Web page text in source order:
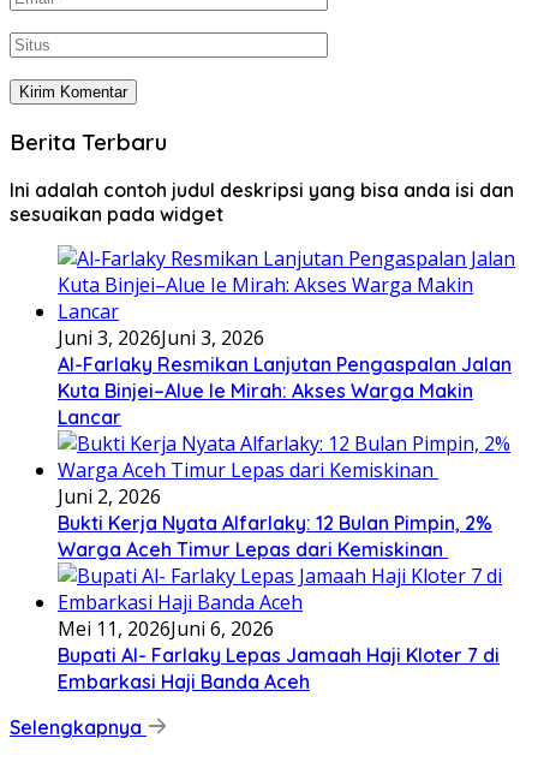
Berita Terbaru
Ini adalah contoh judul deskripsi yang bisa anda isi dan
sesuaikan pada widget
Juni 3, 2026Juni 3, 2026
Al-Farlaky Resmikan Lanjutan Pengaspalan Jalan
Kuta Binjei–Alue Ie Mirah: Akses Warga Makin
Lancar
Juni 2, 2026
Bukti Kerja Nyata Alfarlaky: 12 Bulan Pimpin, 2%
Warga Aceh Timur Lepas dari Kemiskinan ‎
Mei 11, 2026Juni 6, 2026
Bupati Al- Farlaky Lepas Jamaah Haji Kloter 7 di
Embarkasi Haji Banda Aceh
Selengkapnya